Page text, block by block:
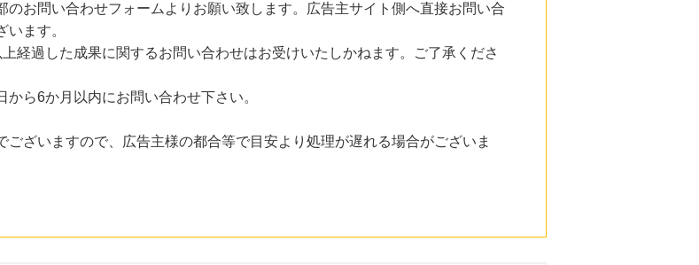
お問い合わせフォームよりお願い致します。広告主サイト側へ直接お問い合
ます。
経過した成果に関するお問い合わせはお受けいたしかねます。ご了承くださ
ら6か月以内にお問い合わせ下さい。
ざいますので、広告主様の都合等で目安より処理が遅れる場合がございま